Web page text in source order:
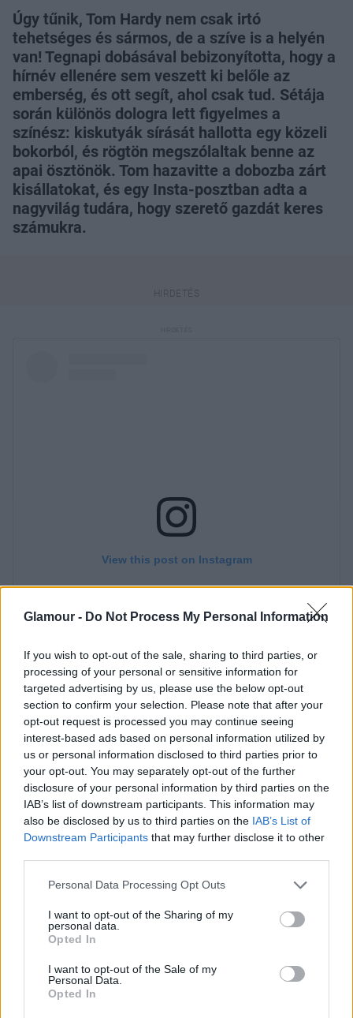
Glamour - Do Not Process My Personal Information
If you wish to opt-out of the sale, sharing to third parties, or
processing of your personal or sensitive information for
targeted advertising by us, please use the below opt-out
section to confirm your selection. Please note that after your
opt-out request is processed you may continue seeing
interest-based ads based on personal information utilized by
us or personal information disclosed to third parties prior to
your opt-out. You may separately opt-out of the further
disclosure of your personal information by third parties on the
IAB’s list of downstream participants. This information may
also be disclosed by us to third parties on the IAB’s List of
Downstream Participants that may further disclose it to other
Please note that this website/app uses one or more Google
not limited to your visit or usage behaviour. You may click to
grant or deny consent to Google and its third-party tags to
use your data for below specified purposes in below Google
consent section.
Personal Data Processing Opt Outs
I want to opt-out of the Sharing of my
personal data.
Opted In
I want to opt-out of the Sale of my
Personal Data.
Opted In
Úgy tűnik, Tom Hardy nem csak irtó
tehetséges és sármos, de a szíve is a helyén
van! Tegnapi dobásával bebizonyította, hogy a
hírnév ellenére sem veszett ki belőle az
emberség, és ott segít, ahol csak tud. Sétája
során különös dologra lett figyelmes a
színész: kiskutyák sírását hallotta egy közeli
bokorból, és rögtön megszólaltak benne az
apai ösztönök. Tom hazavitte a dobozba zárt
kisállatokat, és egy Insta-posztban adta a
nagyvilág tudára, hogy szerető gazdát keres
számukra.
A színész imádja az állatokat:Ha veszítettél már el
háziállatot, te is sírni fogsz Tom Hardy levelén